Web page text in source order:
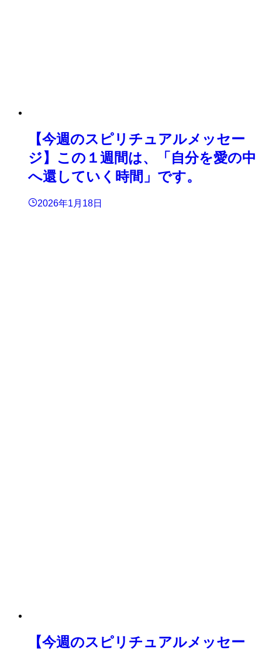
【今週のスピリチュアルメッセー
ジ】この１週間は、「自分を愛の中
へ還していく時間」です。
2026年1月18日
【今週のスピリチュアルメッセー